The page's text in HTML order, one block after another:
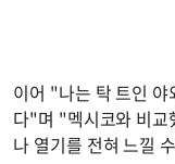
이어 "나는 탁 트인
다"며 "멕시코와 비교
나 열기를 전혀 느낄